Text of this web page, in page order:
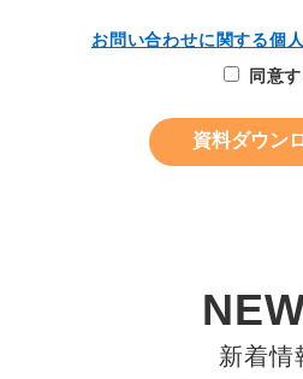
お問い合わせに関する個
同意
新着情